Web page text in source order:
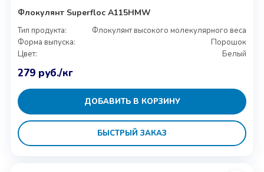
Флокулянт Superfloc A115HMW
Тип продукта:
Флокулянт высокого молекулярного веса
Форма выпуска:
Порошок
Цвет:
Белый
279 руб./кг
ДОБАВИТЬ В КОРЗИНУ
БЫСТРЫЙ ЗАКАЗ